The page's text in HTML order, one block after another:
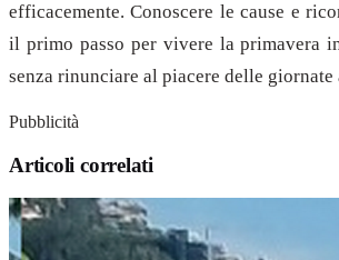
efficacemente. Conoscere le cause e
il primo passo per vivere la primavera
senza rinunciare al piacere delle giornate
Pubblicità
Articoli correlati